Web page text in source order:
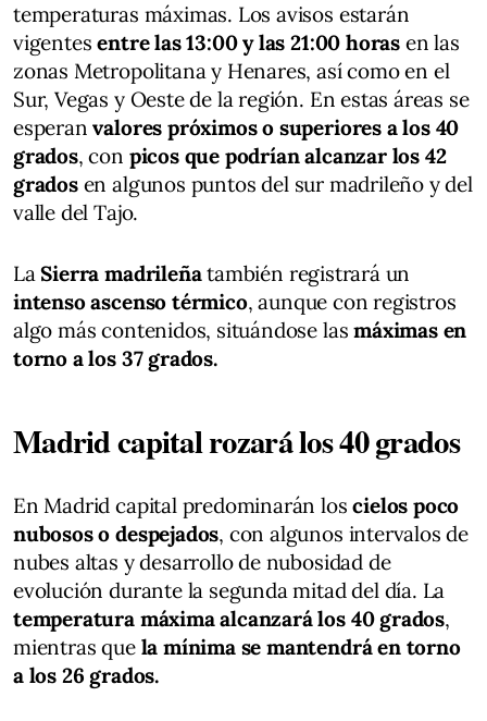
temperaturas máximas. Los avisos estarán
vigentesentre las 13:00 y las 21:00 horas en las
zonas Metropolitana y Henares, así como en el
Sur, Vegas y Oeste de la región. En estas áreas se
esperanvalores próximos o superiores a los 40
grados, con picos que podrían alcanzar los 42
gradosen algunos puntos del sur madrileño y del
valle del Tajo.
LaSierra madrileñatambién registrará un
intenso ascenso térmico, aunque con registros
algo más contenidos, situándose lasmáximas en
torno a los 37 grados.
Madrid capital rozará los 40 grados
En Madrid capital predominarán loscielos poco
nubosos o despejados, con algunos intervalos de
nubes altas y desarrollo de nubosidad de
evolución durante la segunda mitad del día. La
temperatura máxima alcanzará los 40 grados,
mientras que la mínima se mantendrá en torno
a los 26 grados.